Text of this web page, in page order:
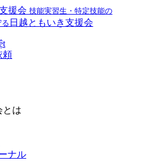
技能実習生・特定技能の
日越ともいき支援会
頼
とは
ナル